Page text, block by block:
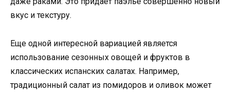
вкус и текстуру.
Еще одной интересной вариацией является
использование сезонных овощей и фруктов в
классических испанских салатах. Например,
традиционный салат из помидоров и оливок может